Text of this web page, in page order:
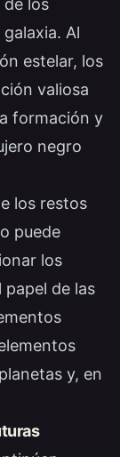
de los
Al
estelar, los
valiosa
formación y
negro
los restos
puede
los
de las
y, en